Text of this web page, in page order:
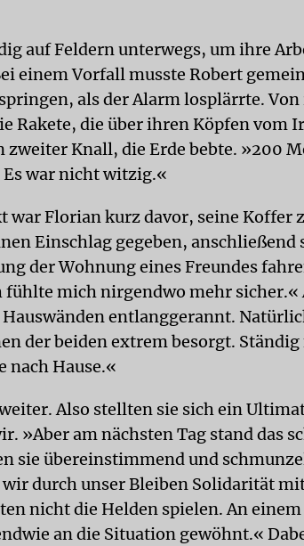
auf Feldern unterwegs, um ihre
einem Vorfall musste Robert
als der Alarm losplärrte.
Rakete, die über ihren Köpfen vom
zweiter Knall, die Erde bebte. »200
war nicht witzig.«
war Florian kurz davor, seine Koffer
Einschlag gegeben, anschließend
der Wohnung eines Freundes
mich nirgendwo mehr sicher.«
entlanggerannt.
der beiden extrem besorgt.
nach Hause.«
Also stellten sie sich ein
»Aber am nächsten Tag stand das
sie übereinstimmend und
wir durch unser Bleiben Solidarität
nicht die Helden spielen. An
an die Situation gewöhnt.«